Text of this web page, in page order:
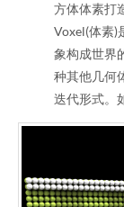
方体体素打
Voxel(体素)
象构成世界
种其他几何
迭代形式。